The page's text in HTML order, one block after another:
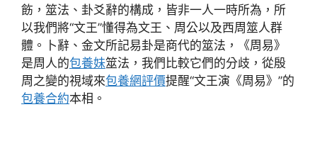
飭，筮法、卦爻辭的構成，皆非一人一時所為，所
以我們將“文王”懂得為文王、周公以及西周筮人群
體。卜辭、金文所記易卦是商代的筮法，《周易》
是周人的包養妹筮法，我們比較它們的分歧，從殷
周之變的視域來包養網評價提醒“文王演《周易》”的
包養合約本相。